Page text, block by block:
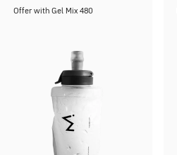
Offer with Gel Mix 480